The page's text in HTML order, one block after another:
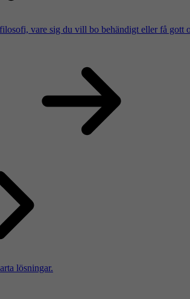
vare sig du vill bo behändigt eller få
lösningar.